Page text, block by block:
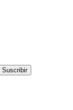
Suscribir